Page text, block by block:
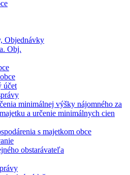
Objednávky
Obj.
účet
minimálnej výšky nájomného za
a určenie minimálnych cien
s majetkom obce
obstarávateľa